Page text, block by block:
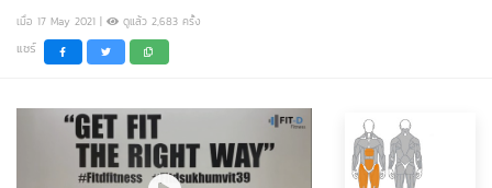
เมื่อ 17 May 2021 | ดูแล้ว 2,683 ครั้ง
แชร์